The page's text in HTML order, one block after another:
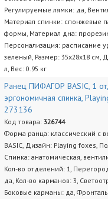
Регулируемые лямки: да,
Материал спинки: спонжевые
формы, Материал дна:
Персонализация: расписание
зеленый, Размер: 35х28х18 см,
л, Вес: 0.95 кг
Ранец ПИФАГОР BASIC, 1
эргономичная спинка,
273136
Код товара:326744
Форма ранца: классический с
BASIC, Дизайн: Playing foxes,
Спинка: анатомическая,
Кол-во отделений: 1,
да, Кол-во карманов: 3,
Боковые карманы: да,